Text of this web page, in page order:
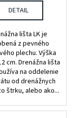
DETAIL
lišta LK je
z pevného
plechu. Výška
cm. Drenážna lišta
na oddelenie
od drenážnych
štrku, alebo ako...